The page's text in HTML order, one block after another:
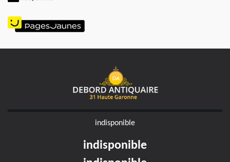
indisponible
indisponible